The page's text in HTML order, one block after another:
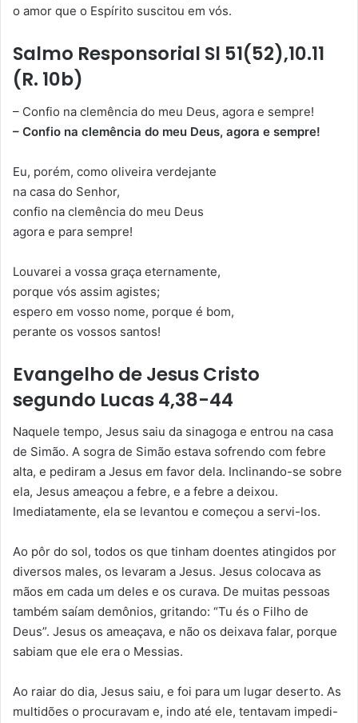
o amor que o Espírito suscitou em vós.
Salmo Responsorial Sl 51(52),10.11
(R. 10b)
– Confio na clemência do meu Deus, agora e sempre!
– Confio na clemência do meu Deus, agora e sempre!
Eu, porém, como oliveira verdejante
na casa do Senhor,
confio na clemência do meu Deus
agora e para sempre!
Louvarei a vossa graça eternamente,
porque vós assim agistes;
espero em vosso nome, porque é bom,
perante os vossos santos!
Evangelho de Jesus Cristo
segundo Lucas 4,38-44
Naquele tempo, Jesus saiu da sinagoga e entrou na casa
de Simão. A sogra de Simão estava sofrendo com febre
alta, e pediram a Jesus em favor dela. Inclinando-se sobre
ela, Jesus ameaçou a febre, e a febre a deixou.
Imediatamente, ela se levantou e começou a servi-los.
Ao pôr do sol, todos os que tinham doentes atingidos por
diversos males, os levaram a Jesus. Jesus colocava as
mãos em cada um deles e os curava. De muitas pessoas
também saíam demônios, gritando: “Tu és o Filho de
Deus”. Jesus os ameaçava, e não os deixava falar, porque
sabiam que ele era o Messias.
Ao raiar do dia, Jesus saiu, e foi para um lugar deserto. As
multidões o procuravam e, indo até ele, tentavam impedi-